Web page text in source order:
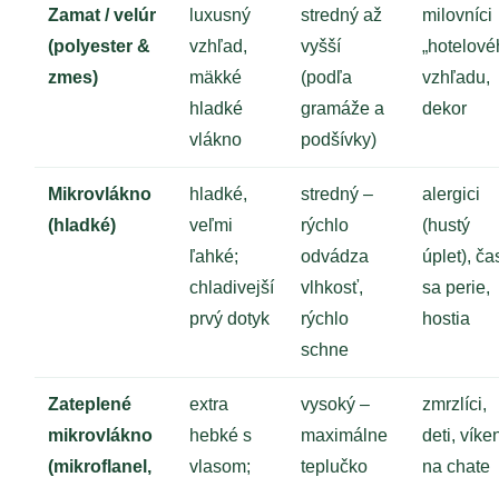
Zamat / velúr
(polyester &
zmes)
luxusný
vzhľad,
mäkké
hladké
vlákno
stredný až
vyšší
(podľa
gramáže a
podšívky)
milovníci
vzhľadu,
dekor
Mikrovlákno
(hladké)
hladké,
veľmi
ľahké;
chladivejší
prvý dotyk
stredný –
rýchlo
odvádza
vlhkosť,
rýchlo
schne
alergici
(hustý
úplet),
sa perie,
hostia
Zateplené
mikrovlákno
(mikroflanel,
extra
hebké s
vlasom;
vysoký –
maximálne
teplučko
zmrzlíci,
deti,
na chate